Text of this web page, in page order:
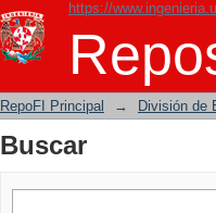
https://
Buscar
RepoFI Principal → División de
Buscar